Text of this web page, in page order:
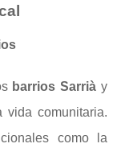
barrios Sarrià y
comunitaria.
como la